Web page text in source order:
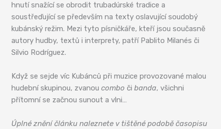
hnutí snažící se obrodit trubadúrské tradice a
soustřeďující se především na texty oslavující soudobý
kubánský režim. Mezi tyto písničkáře, kteří jsou současně
autory hudby, textů i interprety, patří Pablito Milanés či
Silvio Rodríguez.
Když se sejde víc Kubánců při muzice provozované malou
hudební skupinou, zvanoucombočibanda, všichni
přítomní se začnou sunout a vlni…
Úplné znění článku naleznete v tištěné podobě časopisu